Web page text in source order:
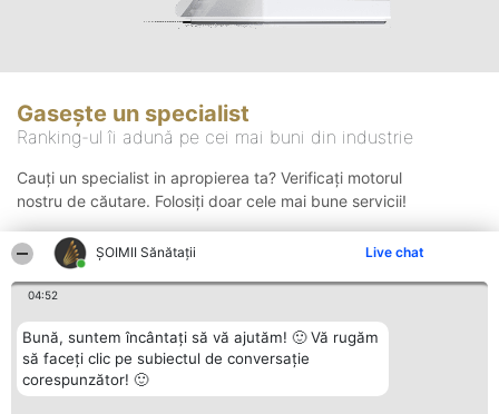
ŞOIMII Sănătații Live chat
04:52
Bună, suntem încântați să vă ajutăm! 🙂 Vă rugăm
să faceți clic pe subiectul de conversație
corespunzător! 🙂
Gasește un specialist
Ranking-ul îi adună pe cei mai buni din industrie
Cauți un specialist in apropierea ta? Verificați motorul
nostru de căutare. Folosiți doar cele mai bune servicii!